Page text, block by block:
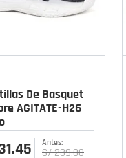
De Basquet
AGITATE-H26
.45 S/239.00